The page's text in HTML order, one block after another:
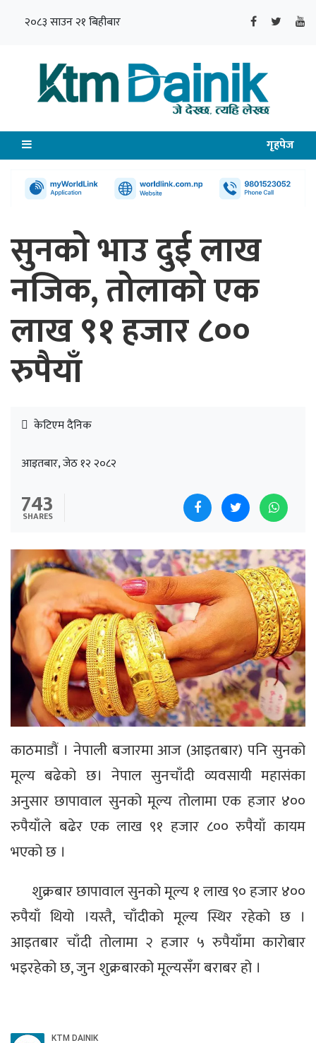
२०८३ साउन २१ बिहीबार
गृहपेज
सुनको भाउ दुई लाख
नजिक, तोलाको एक
लाख ९१ हजार ८००
रुपैयाँ
केटिएम दैनिक
आइतबार, जेठ १२ २०८२
743
SHARES
काठमाडौं । नेपाली बजारमा आज (आइतबार) पनि सुनको
मूल्य बढेको छ। नेपाल सुनचाँदी व्यवसायी महासंका
अनुसार छापावाल सुनको मूल्य तोलामा एक हजार ४००
रुपैयाँले बढेर एक लाख ९१ हजार ८०० रुपैयाँ कायम
भएको छ ।
शुक्रबार छापावाल सुनको मूल्य १ लाख ९० हजार ४००
रुपैयाँ थियो ।यस्तै, चाँदीको मूल्य स्थिर रहेको छ ।
आइतबार चाँदी तोलामा २ हजार ५ रुपैयाँमा कारोबार
भइरहेको छ, जुन शुक्रबारको मूल्यसँग बराबर हो ।